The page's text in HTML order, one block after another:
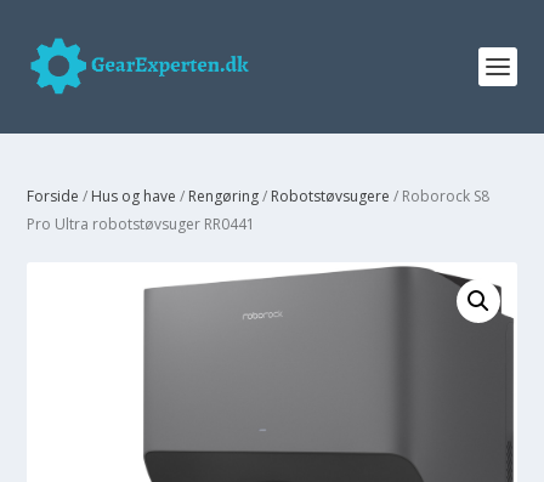
Forside / Hus og have / Rengøring/ Robotstøvsugere / Roborock S8
Pro Ultra robotstøvsuger RR0441